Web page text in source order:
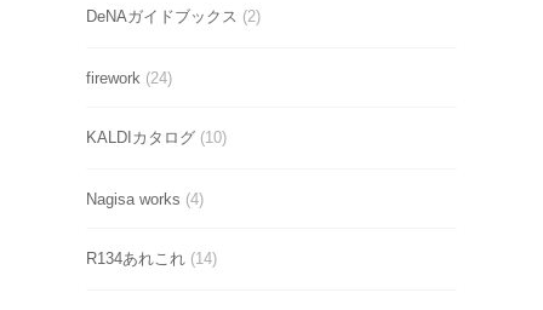
DeNAガイドブックス (2)
firework (24)
KALDIカタログ (10)
Nagisa works (4)
R134あれこれ (14)